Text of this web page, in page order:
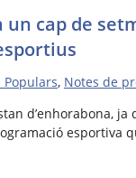
cap de
Populars, Notes de
d’enhorabona,
esportiva